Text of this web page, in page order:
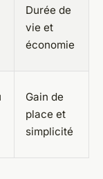
Durée de
vie et
économie
Gain de
place et
simplicité